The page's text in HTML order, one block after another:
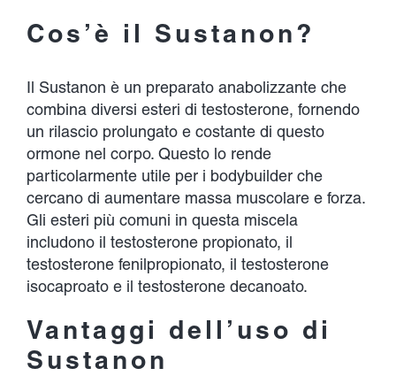
Cos’è il Sustanon?
Il Sustanon è un preparato anabolizzante che
combina diversi esteri di testosterone, fornendo
un rilascio prolungato e costante di questo
ormone nel corpo. Questo lo rende
particolarmente utile per i bodybuilder che
cercano di aumentare massa muscolare e forza.
Gli esteri più comuni in questa miscela
includono il testosterone propionato, il
testosterone fenilpropionato, il testosterone
isocaproato e il testosterone decanoato.
Vantaggi dell’uso di
Sustanon